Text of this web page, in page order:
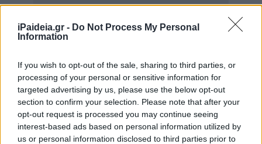
iPaideia.gr - Do Not Process My Personal
Information
If you wish to opt-out of the sale, sharing to third parties, or
processing of your personal or sensitive information for
targeted advertising by us, please use the below opt-out
section to confirm your selection. Please note that after your
opt-out request is processed you may continue seeing
interest-based ads based on personal information utilized by
us or personal information disclosed to third parties prior to